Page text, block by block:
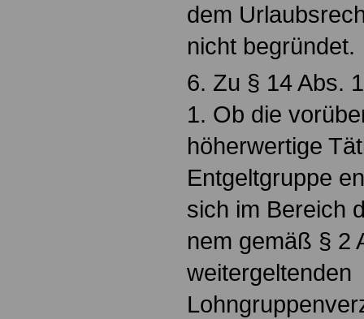
dem
nicht begründet.
6. Zu § 14 Abs.
1. Ob die
höherwertige
Entgeltgruppe
sich im Bereich
nem gemäß § 2
weitergeltenden